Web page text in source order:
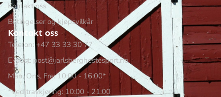
Kontakt oss
Betingelser og kjøpsvilkår
Kontakt oss
Telefon: +47 33 33 30 77
E-post: post@jarlsberghestesport.no
Man, Ons, Fre: 10:00 - 16:00*
*Ved travkjøring: 10:00 - 21:00